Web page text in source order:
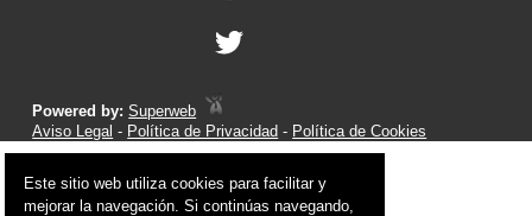
Powered by:Superweb
Aviso Legal - Política de Privacidad - Política de Cookies
Este sitio web utiliza cookies para facilitar y
mejorar la navegación. Si continúas navegando,